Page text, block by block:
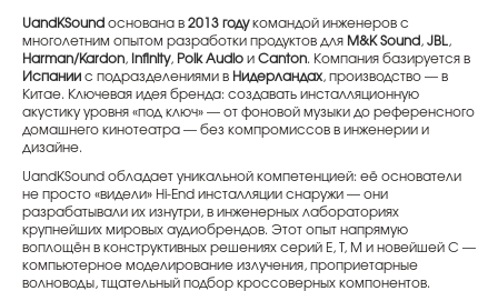
UandKSound основана в 2013 годукомандой инженеров с
многолетним опытом разработки продуктов для M&K Sound , JBL,
Harman/Kardon, Infinity, Polk Audio и Canton. Компания базируется в
Испании с подразделениями в Нидерландах, производство — в
Китае. Ключевая идея бренда: создавать инсталляционную
акустику уровня «под ключ» — от фоновой музыки до референсного
домашнего кинотеатра — без компромиссов в инженерии и
дизайне.
UandKSound обладает уникальной компетенцией: её основатели
не просто «видели» Hi-End инсталляции снаружи — они
разрабатывали их изнутри, в инженерных лабораториях
крупнейших мировых аудиобрендов. Этот опыт напрямую
воплощён в конструктивных решениях серий E, T, M и новейшей C —
компьютерное моделирование излучения, проприетарные
волноводы, тщательный подбор кроссоверных компонентов.